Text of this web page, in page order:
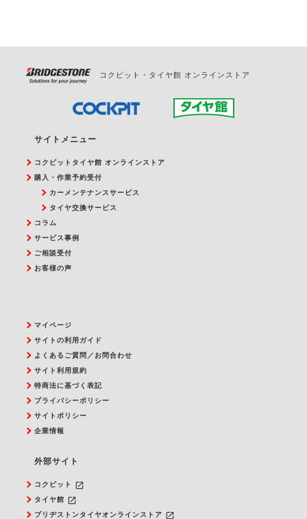
コクピット・タイヤ館 オンラインストア
サイトメニュー
コクピットタイヤ館 オンラインストア
購入・作業予約受付
カーメンテナンスサービス
タイヤ交換サービス
コラム
サービス事例
ご相談受付
お客様の声
マイページ
サイトの利用ガイド
よくあるご質問／お問合わせ
サイト利用規約
特商法に基づく表記
プライバシーポリシー
サイトポリシー
企業情報
外部サイト
コクピット launch
タイヤ館 launch
ブリヂストンタイヤオンラインストア launch